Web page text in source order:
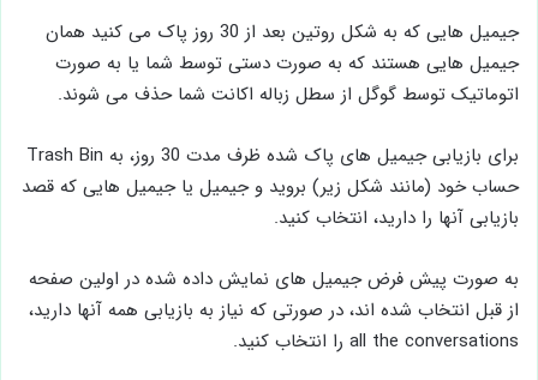
جیمیل هایی که به شکل روتین بعد از 30 روز پاک می کنید همان
جیمیل هایی هستند که به صورت دستی توسط شما یا به صورت
اتوماتیک توسط گوگل از سطل زباله اکانت شما حذف می شوند.
برای بازیابی جیمیل های پاک شده ظرف مدت 30 روز، به Trash Bin
حساب خود (مانند شکل زیر) بروید و جیمیل یا جیمیل هایی که قصد
بازیابی آنها را دارید، انتخاب کنید.
به صورت پیش فرض جیمیل های نمایش داده شده در اولین صفحه
از قبل انتخاب شده اند، در صورتی که نیاز به بازیابی همه آنها دارید،
all the conversations را انتخاب کنید.